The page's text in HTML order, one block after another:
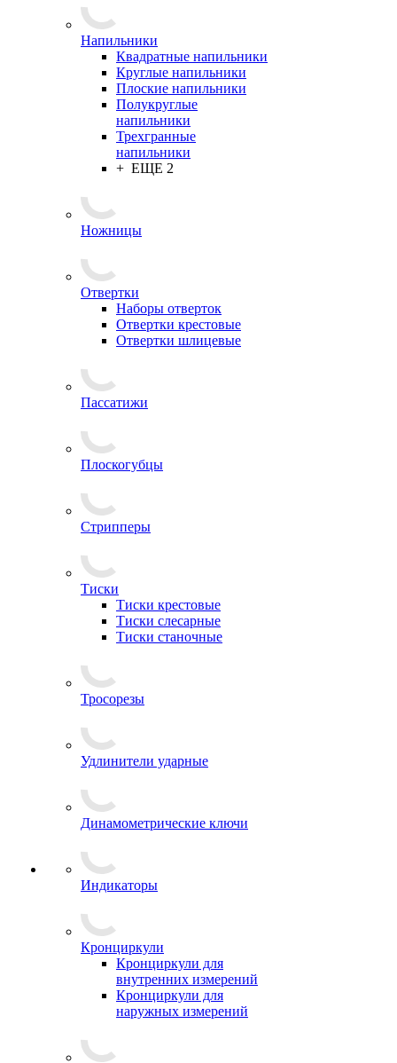
Напильники
Квадратные напильники
Круглые напильники
Плоские напильники
Полукруглые
напильники
Трехгранные
напильники
+ ЕЩЕ 2
Ножницы
Отвертки
Наборы отверток
Отвертки крестовые
Отвертки шлицевые
Пассатижи
Плоскогубцы
Стрипперы
Тиски
Тиски крестовые
Тиски слесарные
Тиски станочные
Тросорезы
Удлинители ударные
Динамометрические ключи
Индикаторы
Кронциркули
Кронциркули для
внутренних измерений
Кронциркули для
наружных измерений